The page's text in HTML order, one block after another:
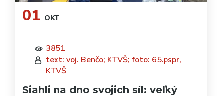
01 OKT
3851
text: voj. Benčo; KTVŠ; foto: 65.pspr,
KTVŠ
Siahli na dno svojich síl: veľký